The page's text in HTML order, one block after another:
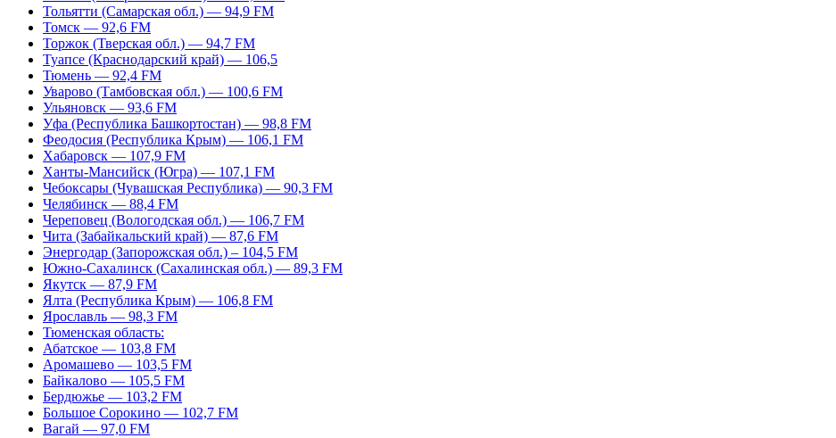
Тольятти (Самарская обл.) — 94,9 FM
Томск — 92,6 FM
Торжок (Тверская обл.) — 94,7 FM
Туапсе (Краснодарский край) — 106,5
Тюмень — 92,4 FM
Уварово (Тамбовская обл.) — 100,6 FM
Ульяновск — 93,6 FM
Уфа (Республика Башкортостан) — 98,8 FM
Феодосия (Республика Крым) — 106,1 FM
Хабаровск — 107,9 FM
Ханты-Мансийск (Югра) — 107,1 FM
Чебоксары (Чувашская Республика) — 90,3 FM
Челябинск — 88,4 FM
Череповец (Вологодская обл.) — 106,7 FM
Чита (Забайкальский край) — 87,6 FM
Энергодар (Запорожская обл.) – 104,5 FM
Южно-Сахалинск (Сахалинская обл.) — 89,3 FM
Якутск — 87,9 FM
Ялта (Республика Крым) — 106,8 FM
Ярославль — 98,3 FM
Тюменская область:
Абатское — 103,8 FM
Аромашево — 103,5 FM
Байкалово — 105,5 FM
Бердюжье — 103,2 FM
Большое Сорокино — 102,7 FM
Вагай — 97,0 FM